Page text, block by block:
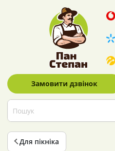
Замовити дзвінок
Для пікніка